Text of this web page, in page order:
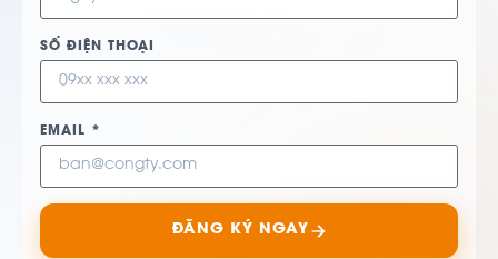
SỐ ĐIỆN THOẠI
EMAIL *
ĐĂNG KÝ NGAY